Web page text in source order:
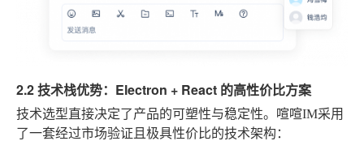
2.2 技术栈优势：Electron + React 的高性价比方案
技术选型直接决定了产品的可塑性与稳定性。喧喧IM采用
了一套经过市场验证且极具性价比的技术架构：